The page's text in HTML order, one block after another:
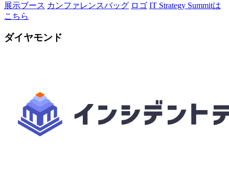
展示ブース カンファレンスバッグ ロゴ IT Strategy Summitは
こちら
ダイヤモンド